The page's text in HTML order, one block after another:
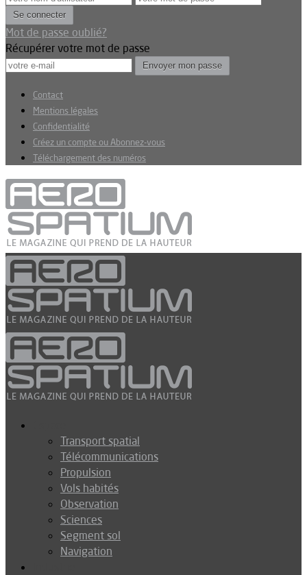
Mot de passe oublié?
Récupérer votre mot de passe
Contact
Mentions légales
Confidentialité
Créez un compte ou Abonnez-vous
Téléchargement des numéros
Transport spatial
Télécommunications
Propulsion
Vols habités
Observation
Sciences
Segment sol
Navigation